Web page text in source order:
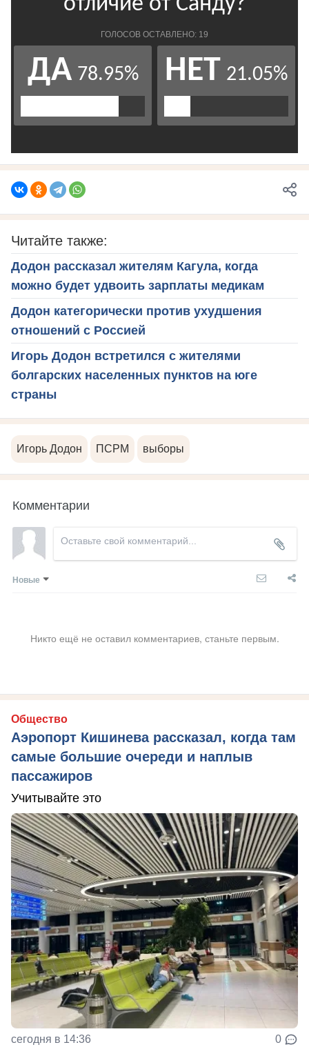
Читайте также:
Додон рассказал жителям Кагула, когда
можно будет удвоить зарплаты медикам
Додон категорически против ухудшения
отношений с Россией
Игорь Додон встретился с жителями
болгарских населенных пунктов на юге
страны
Игорь Додон ПСРМ выборы
Комментарии
Новые
Никто ещё не оставил комментариев, станьте первым.
Общество
Аэропорт Кишинева рассказал, когда там
самые большие очереди и наплыв
пассажиров
Учитывайте это
сегодня в 14:36 0